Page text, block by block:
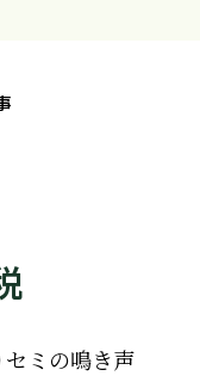
ミの鳴き声